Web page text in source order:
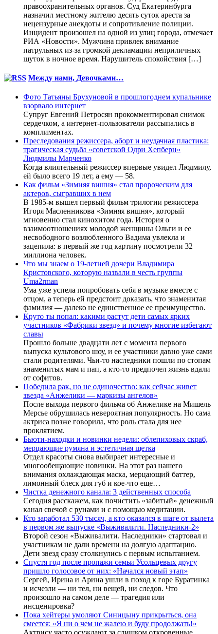
правоохранительных органов. Суд Екатеринбурга
назначил местному жителю десять суток ареста за
нецензурные анекдоты и сопротивление полиции.
Инцидент произошел на одной из улиц города, отмечает
РИА «Новости». Мужчина привлек внимание
патрульных из-за громкой декламации неприличных
шуток в ночное время. Нарушитель спокойствия […]
Между нами, Девочками…
Фото Татьяны Брухуновой в прошлогоднем купальнике
взорвало интернет
Супруг Евгений Петросян прокомментировал снимок
сердечком, а интернет-пользователи рассыпались в
комплиментах.
Преследования режиссера, аборт и неудачная пластика:
трагическая судьба «советской Одри Хепберн»
Людмилы Марченко
Когда влиятельный режиссер впервые увидел Людмилу,
ей было всего 19 лет, а ему — 58.
Как фильм «Зимняя вишня» стал пророческим для
актеров, сыгравших в нем
В 1985-м вышел первый фильм трилогии режиссера
Игоря Масленникова «Зимняя вишня», который
мгновенно стал кинохитом года. История о
взаимоотношениях молодой женщины Ольги и ее
несвободного возлюбленного Вадима увлекла и
зацепила: в первый же год картину посмотрели 32
миллиона человек.
Что мы знаем о 19-летней дочери Владимира
Кристовского, которую назвали в честь группы
Uma2rman
Ума уже успела попробовать себя в музыке вместе с
отцом, а теперь ей предстоит доказать, что знаменитая
фамилия — далеко не единственное ее преимущество.
Круто ты попал: какими растут дети самых ярких
участников «Фабрики звезд» и почему многие избегают
славы
Прошло больше двадцати лет с момента первого
выпуска культового шоу, и ее участники давно уже сами
стали родителями. Чьи-то наследники пошли по стопам
знаменитых мам и пап, а кто-то предпочел жизнь вдали
от софитов.
Победила рак, но не одиночество: как сейчас живет
звезда «Анжелики — маркизы ангелов»
После выхода первого фильма об Анжелике на Мишель
Мерсье обрушилась невероятная популярность. Но сама
актриса позже говорила, что роль стала для нее
проклятием.
Бьюти-находки и новинки недели: облепиховых скраб,
мерцающие румяна и эстетичная щетка
Отдел красоты снова выбирает интересные и
многообещающие новинки. На этот раз нашего
внимания охлаждающая маска, мерцающий баттер,
лимонный блеск для губ и кое-что еще…
Чистка денежного канала: 3 действенных способа
Сегодня расскажем, как почистить «забитый» денежный
канал свечой с рунами и с помощью медитации.
Кто заработал 530 тысяч, а кто оказался в шаге от вылета
в первом же выпуске «Выживалити. Наследники-2»
Второй сезон «Выживалити. Наследники» стартовал и
участникам не дали времени на долгую адаптацию.
Дети звезд сразу столкнулись с первым испытанием.
Спустя год после пропажи семьи Усольцевых другу
пришло голосовое от них: «Начался новый этап»
Сергей, Ирина и Арина ушли в поход к горе Буратинка
и исчезли — ни тел, ни вещей, ни следов. Что
произошло на самом деле — трагедия или
инсценировка?
Пока хейтеры умоляют Синицыну прикрыться, она
смеется: «Я ни о чем не жалею и буду продолжать!»